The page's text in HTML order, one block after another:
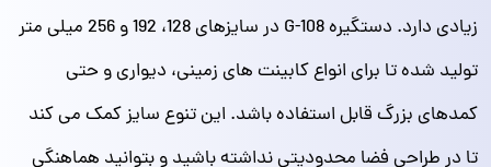
زیادی دارد. دستگیره G-108 در سایزهای 128، 192 و 256 میلی‌ متر
تولید شده تا برای انواع کابینت‌ های زمینی، دیواری و حتی
کمدهای بزرگ قابل استفاده باشد. این تنوع سایز کمک می‌ کند
تا در طراحی فضا محدودیتی نداشته باشید و بتوانید هماهنگی